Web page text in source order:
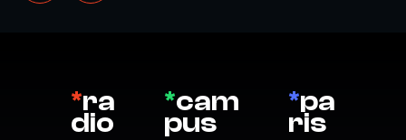
*ra
dio
*cam
pus
*pa
ris